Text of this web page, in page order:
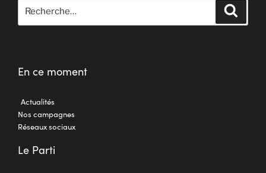
En ce moment
Actualités
Nos campagnes
Réseaux sociaux
Le Parti